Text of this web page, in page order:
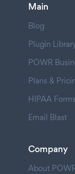
Main
Blog
Plugin
POWR
Plans &
HIPAA Forms
Email Blast
Company
About